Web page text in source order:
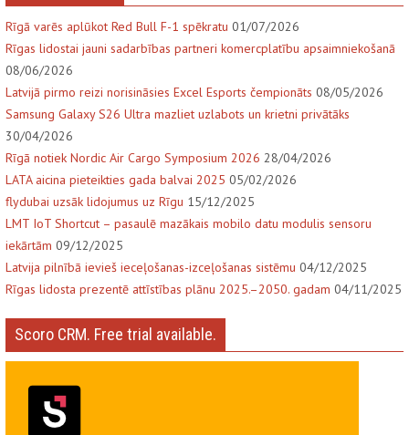
Rīgā varēs aplūkot Red Bull F-1 spēkratu 01/07/2026
Rīgas lidostai jauni sadarbības partneri komercplatību apsaimniekošanā
08/06/2026
Latvijā pirmo reizi norisināsies Excel Esports čempionāts 08/05/2026
Samsung Galaxy S26 Ultra mazliet uzlabots un krietni privātāks
30/04/2026
Rīgā notiek Nordic Air Cargo Symposium 2026 28/04/2026
LATA aicina pieteikties gada balvai 2025 05/02/2026
flydubai uzsāk lidojumus uz Rīgu 15/12/2025
LMT IoT Shortcut – pasaulē mazākais mobilo datu modulis sensoru
iekārtām 09/12/2025
Latvija pilnībā ievieš ieceļošanas-izceļošanas sistēmu 04/12/2025
Rīgas lidosta prezentē attīstības plānu 2025.–2050. gadam 04/11/2025
Scoro CRM. Free trial available.